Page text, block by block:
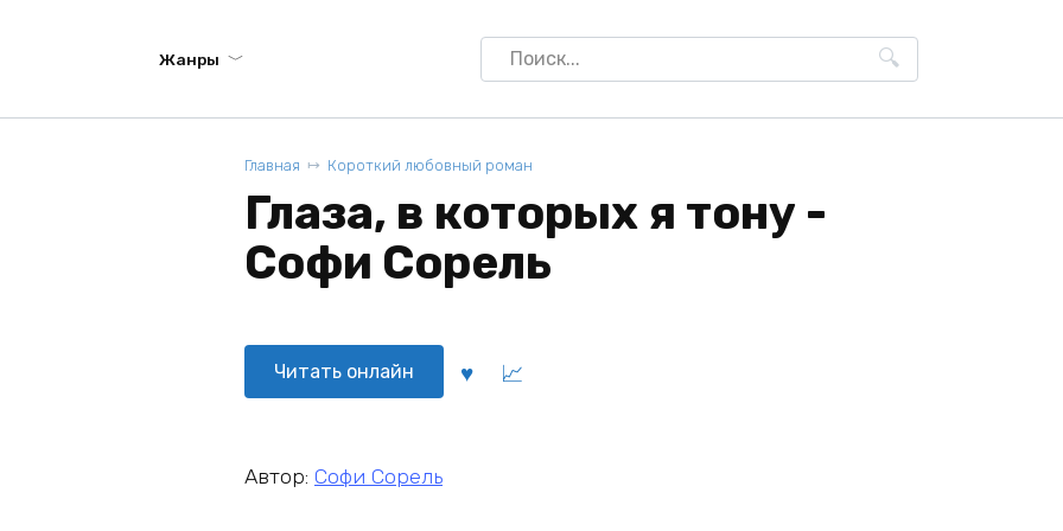
Жанры
Search
for:
Главная Короткий любовный роман
Глаза, в которых я тону -
Софи Сорель
Читать онлайн
Автор: Софи Сорель